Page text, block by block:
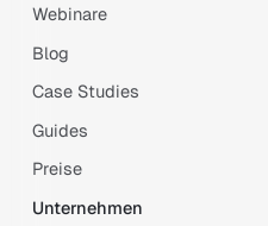
Webinare
Blog
Case Studies
Guides
Preise
Unternehmen